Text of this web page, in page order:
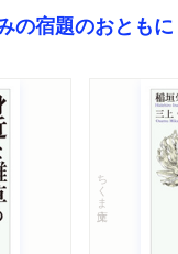
の宿題のおともに
ちくま文庫